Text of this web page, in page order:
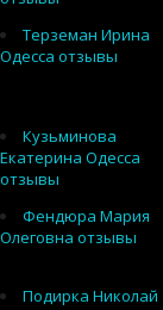
Терземан Ирина
Одесса отзывы
Кузьминова
Екатерина Одесса
отзывы
Фендюра Мария
Олеговна отзывы
Подирка Николай